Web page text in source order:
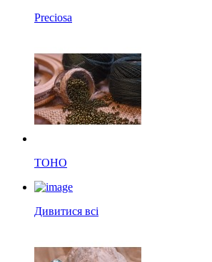
Preciosa
TOHO
Дивитися всі